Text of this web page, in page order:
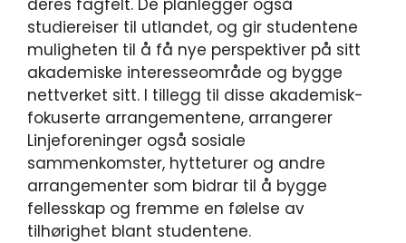
deres fagfelt. De planlegger også
studiereiser til utlandet, og gir studentene
muligheten til å få nye perspektiver på sitt
akademiske interesseområde og bygge
nettverket sitt. I tillegg til disse akademisk-
fokuserte arrangementene, arrangerer
Linjeforeninger også sosiale
sammenkomster, hytteturer og andre
arrangementer som bidrar til å bygge
fellesskap og fremme en følelse av
tilhørighet blant studentene.